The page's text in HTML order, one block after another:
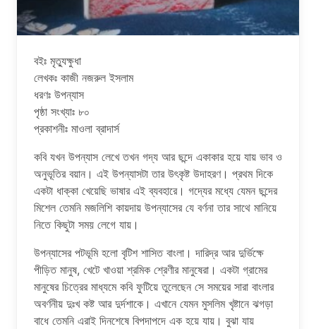
বইঃ মৃত্যুক্ষুধা
লেখকঃ কাজী নজরুল ইসলাম
ধরণঃ উপন্যাস
পৃষ্ঠা সংখ্যাঃ ৮০
প্রকাশনীঃ মাওলা ব্রাদার্স
কবি যখন উপন্যাস লেখে তখন গদ্য আর ছন্দে একাকার হয়ে যায় ভাব ও
অনুভূতির বয়ান। এই উপন্যাসটা তার উৎকৃষ্ট উদাহরণ। প্রথম দিকে
একটা ধাক্কা খেয়েছি ভাষার এই ব্যবহারে। গদ্যের মধ্যে যেমন ছন্দের
মিশেল তেমনি মজলিশি কায়দায় উপন্যাসের যে বর্ণনা তার সাথে মানিয়ে
নিতে কিছুটা সময় লেগে যায়।
উপন্যাসের পটভূমি হলো বৃটিশ শাসিত বাংলা। দারিদ্র আর দুর্ভিক্ষে
পীড়িত মানুষ, খেটে খাওয়া শ্রমিক শ্রেণীর মানুষেরা। একটা গ্রামের
মানুষের চিত্রের মাধ্যমে কবি ফুটিয়ে তুলেছেন সে সময়ের সারা বাংলার
অবর্ণনীয় দুঃখ কষ্ট আর দুর্দশাকে। এখানে যেমন মুসলিম খৃষ্টানে ঝগড়া
বাধে তেমনি এরাই দিনশেষে বিপদাপদে এক হয়ে যায়। বুঝা যায়